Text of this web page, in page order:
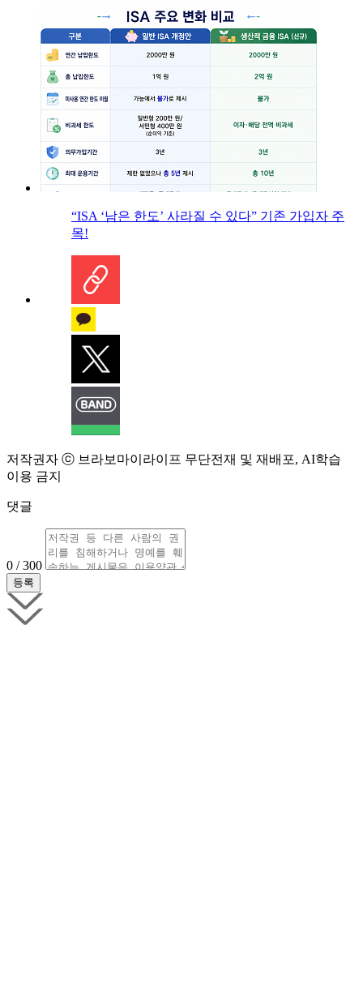
“ISA ‘남은 한도’ 사라질 수 있다” 기존 가입자 주
목!
저작권자 ⓒ 브라보마이라이프 무단전재 및 재배포, AI학습
이용 금지
댓글
0 / 300